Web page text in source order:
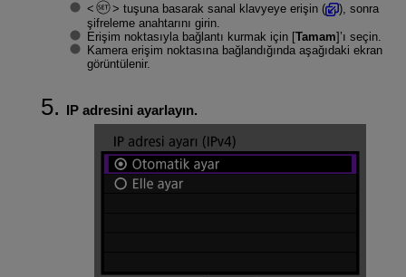
tuşuna basarak sanal klavyeye erişin (
), sonra
şifreleme anahtarını girin.
Erişim noktasıyla bağlantı kurmak için [Tamam]’ı seçin.
Kamera erişim noktasına bağlandığında aşağıdaki ekran
görüntülenir.
IP adresini ayarlayın.